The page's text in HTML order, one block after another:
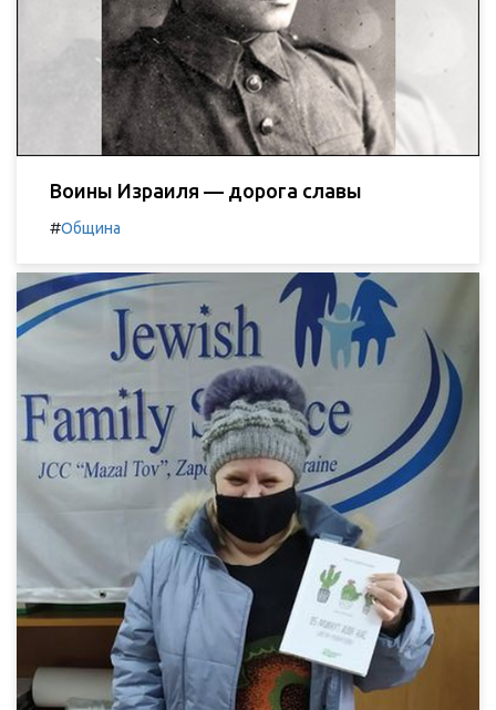
Воины Израиля — дорога славы
#Община